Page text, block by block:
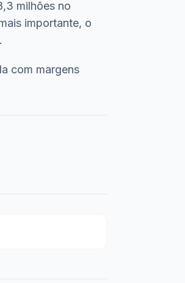
milhões no
importante, o
.
com margens